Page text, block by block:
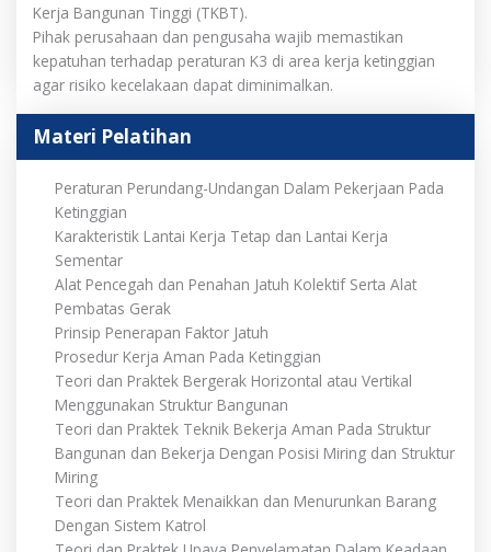
Kerja Bangunan Tinggi (TKBT).
Pihak perusahaan dan pengusaha wajib memastikan
kepatuhan terhadap peraturan K3 di area kerja ketinggian
agar risiko kecelakaan dapat diminimalkan.
Materi Pelatihan
Peraturan Perundang-Undangan Dalam Pekerjaan Pada
Ketinggian
Karakteristik Lantai Kerja Tetap dan Lantai Kerja
Sementar
Alat Pencegah dan Penahan Jatuh Kolektif Serta Alat
Pembatas Gerak
Prinsip Penerapan Faktor Jatuh
Prosedur Kerja Aman Pada Ketinggian
Teori dan Praktek Bergerak Horizontal atau Vertikal
Menggunakan Struktur Bangunan
Teori dan Praktek Teknik Bekerja Aman Pada Struktur
Bangunan dan Bekerja Dengan Posisi Miring dan Struktur
Miring
Teori dan Praktek Menaikkan dan Menurunkan Barang
Dengan Sistem Katrol